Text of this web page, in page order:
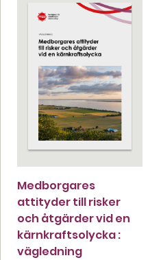
Medborgares
attityder till risker
och åtgärder vid en
kärnkraftsolycka :
vägledning